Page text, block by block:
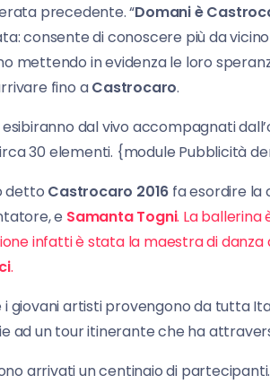
precedente. “Domani è
consente di conoscere più da
mettendo in evidenza le loro
fino aCastrocaro.
esibiranno dal vivo accompagnati
30 elementi. {module Pubblicità
detto Castrocaro 2016 fa esordire la
e Samanta Togni. La ballerina
infatti è stata la maestra di
.
i giovani artisti provengono da tutta
ad un tour itinerante che ha
arrivati un centinaio di